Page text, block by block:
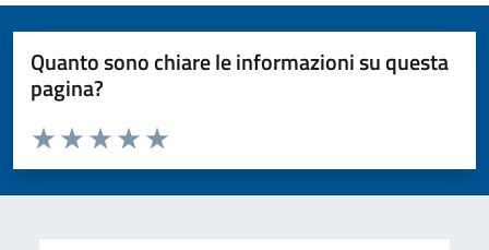
Quanto sono chiare le informazioni su questa
pagina?
Valuta da 1 a 5 stelle la pagina
Valuta 5 stelle su 5
Valuta 4 stelle su 5
Valuta 3 stelle su 5
Valuta 2 stelle su 5
Valuta 1 stelle su 5